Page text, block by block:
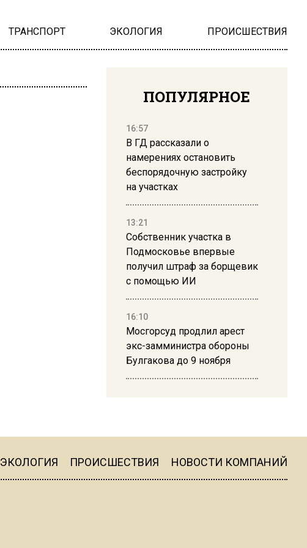
ТРАНСПОРТ ЭКОЛОГИЯ ПРОИСШЕСТВИЯ
ПОПУЛЯРНОЕ
16:57
В ГД рассказали о
намерениях остановить
беспорядочную застройку
на участках
13:21
Собственник участка в
Подмосковье впервые
получил штраф за борщевик
с помощью ИИ
16:10
Мосгорсуд продлил арест
экс-замминистра обороны
Булгакова до 9 ноября
16:19
ЭКОЛОГИЯ ПРОИСШЕСТВИЯ НОВОСТИ КОМПАНИЙ